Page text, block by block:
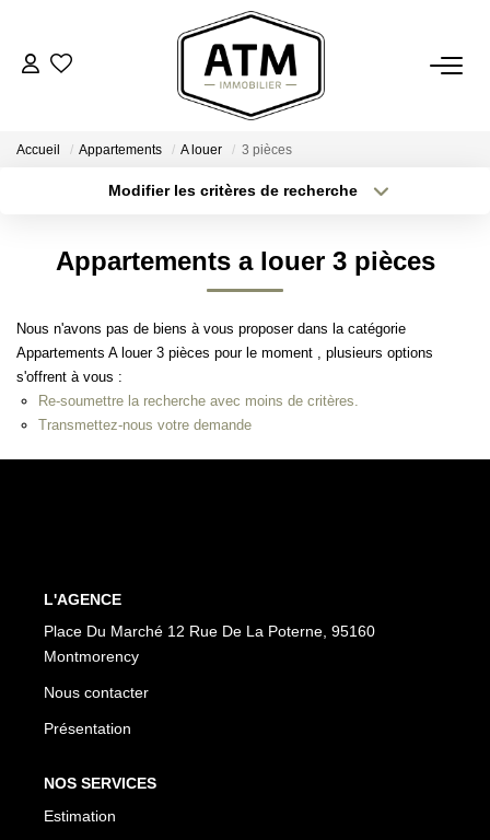
ACHETER
Notre Agence
Nos Avis Clients
Nous Rejoindre
Accueil Appartements A louer 3 pièces
Modifier les critères de recherche
Type de bien
Créer une alerte
Appartements a louer 3 pièces
Nous n'avons pas de biens à vous proposer dans la catégorie
Appartements A louer 3 pièces pour le moment , plusieurs options
s'offrent à vous :
Re-soumettre la recherche avec moins de critères.
Transmettez-nous votre demande
L'AGENCE
Place Du Marché 12 Rue De La Poterne, 95160
Montmorency
Nous contacter
Présentation
NOS SERVICES
Estimation